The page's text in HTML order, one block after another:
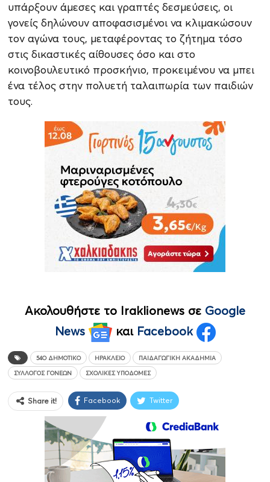
υπάρξουν άμεσες και γραπτές δεσμεύσεις, οι
γονείς δηλώνουν αποφασισμένοι να κλιμακώσουν
τον αγώνα τους, μεταφέροντας το ζήτημα τόσο
στις δικαστικές αίθουσες όσο και στο
κοινοβουλευτικό προσκήνιο, προκειμένου να μπει
ένα τέλος στην πολυετή ταλαιπωρία των παιδιών
τους.
Ακολουθήστε το Iraklionews σε Google
News
και Facebook
54Ο ΔΗΜΟΤΙΚΌ ΗΡΆΚΛΕΙΟ ΠΑΙΔΑΓΩΓΙΚΉ ΑΚΑΔΗΜΊΑ
ΣΎΛΛΟΓΟΣ ΓΟΝΈΩΝ ΣΧΟΛΙΚΈΣ ΥΠΟΔΟΜΈΣ
Share it! Facebook Twitter